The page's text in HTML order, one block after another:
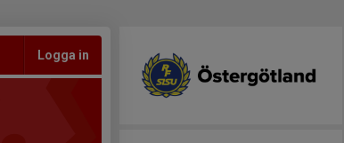
Logga in